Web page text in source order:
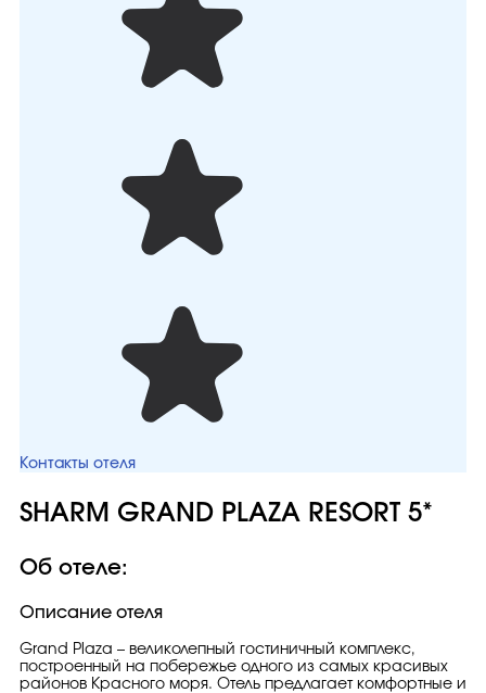
Контакты отеля
SHARM GRAND PLAZA RESORT 5*
Об отеле:
Описание отеля
Grand Plaza – великолепный гостиничный комплекс,
построенный на побережье одного из самых красивых
районов Красного моря. Отель предлагает комфортные и